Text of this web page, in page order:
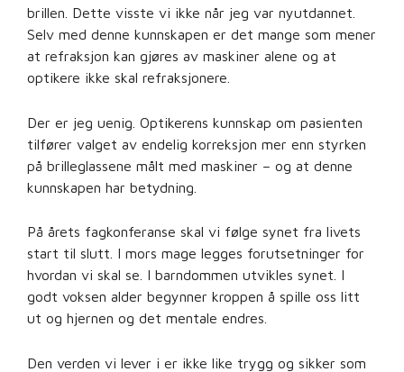
brillen. Dette visste vi ikke når jeg var nyutdannet.
Selv med denne kunnskapen er det mange som mener
at refraksjon kan gjøres av maskiner alene og at
optikere ikke skal refraksjonere.
Der er jeg uenig. Optikerens kunnskap om pasienten
tilfører valget av endelig korreksjon mer enn styrken
på brilleglassene målt med maskiner – og at denne
kunnskapen har betydning.
På årets fagkonferanse skal vi følge synet fra livets
start til slutt. I mors mage legges forutsetninger for
hvordan vi skal se. I barndommen utvikles synet. I
godt voksen alder begynner kroppen å spille oss litt
ut og hjernen og det mentale endres.
Den verden vi lever i er ikke like trygg og sikker som